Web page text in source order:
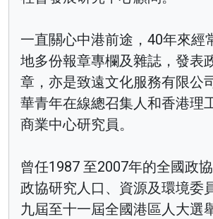
一直關心中港前途，40年來經
地多份報章專欄及雜誌，發表
章，亦是致遠文化服務有限公
華青年在線總召集人和香港理
商業中心研究員。
曾任1987 至2007年的全國政
政協研究人口、資源及環境委
九屆至十一屆全國港區人大選